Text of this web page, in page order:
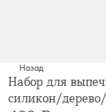
Назад
Набор для
силикон/